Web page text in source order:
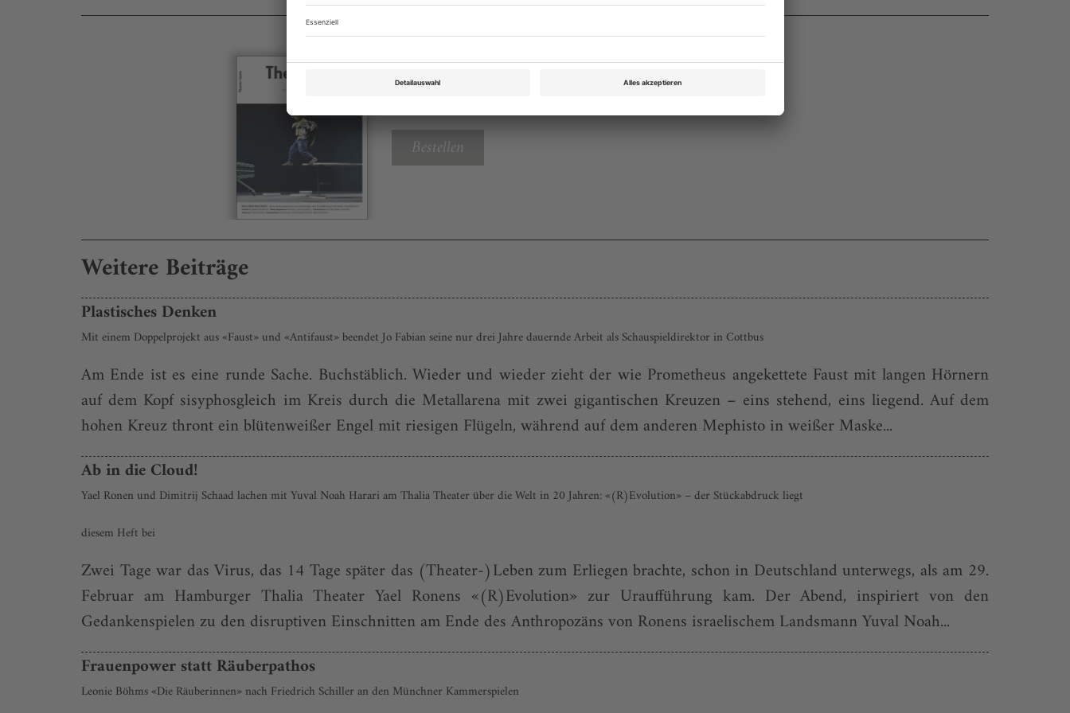
Theater heute Mai 2020
Rubrik: Chronik, Seite 51
Bestellen
Weitere Beiträge
Plastisches Denken
Mit einem Doppelprojekt aus «Faust» und «Antifaust» beendet Jo Fabian seine nur drei Jahre dauernde Arbeit als Schauspieldirektor in Cottbus
Am Ende ist es eine runde Sache. Buchstäblich. Wieder und wieder zieht der wie Prometheus angekettete Faust mit langen Hörnern
auf dem Kopf sisyphosgleich im Kreis durch die Metallarena mit zwei gigantischen Kreuzen – eins stehend, eins liegend. Auf dem
hohen Kreuz thront ein blütenweißer Engel mit riesigen Flügeln, während auf dem anderen Mephisto in weißer Maske...
Ab in die Cloud!
Yael Ronen und Dimitrij Schaad lachen mit Yuval Noah Harari am Thalia Theater über die Welt in 20 Jahren: «(R)Evolution» – der Stückabdruck liegt
diesem Heft bei
Zwei Tage war das Virus, das 14 Tage später das (Theater-)Leben zum Erliegen brachte, schon in Deutschland unterwegs, als am 29.
Februar am Hamburger Thalia Theater Yael Ronens «(R)Evolution» zur Uraufführung kam. Der Abend, inspiriert von den
Gedankenspielen zu den disruptiven Einschnitten am Ende des Anthropozäns von Ronens israelischem Landsmann Yuval Noah...
Frauenpower statt Räuberpathos
Leonie Böhms «Die Räuberinnen» nach Friedrich Schiller an den Münchner Kammerspielen